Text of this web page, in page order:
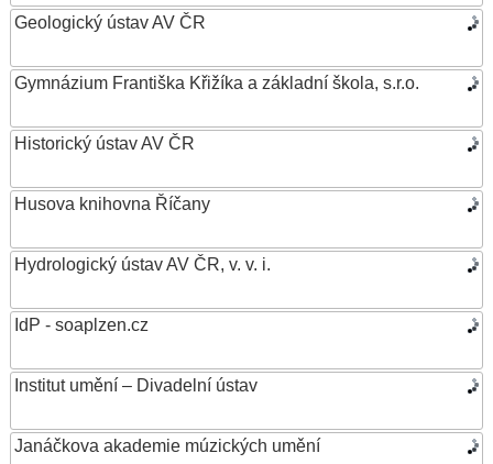
Geologický ústav AV ČR
Gymnázium Františka Křižíka a základní škola, s.r.o.
Historický ústav AV ČR
Husova knihovna Říčany
Hydrologický ústav AV ČR, v. v. i.
IdP - soaplzen.cz
Institut umění – Divadelní ústav
Janáčkova akademie múzických umění